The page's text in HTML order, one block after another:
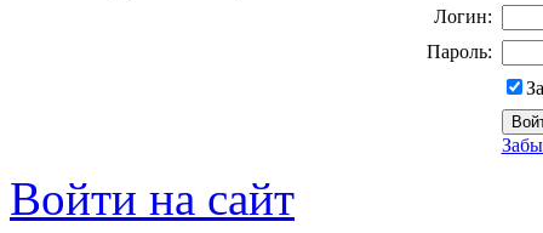
Логин:
Пароль:
Войти на сайт